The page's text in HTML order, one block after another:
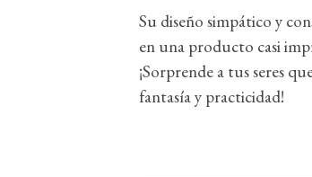
Su diseño simpático y
en una producto casi
¡Sorprende a tus seres
fantasía y practicidad!